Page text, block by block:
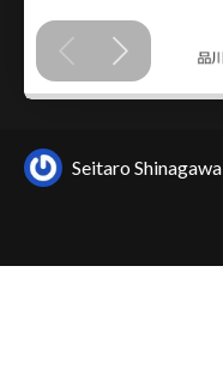
Seitaro Shinagawa